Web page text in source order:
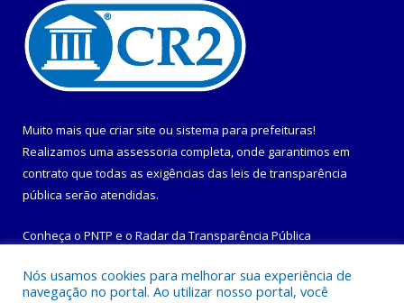
Muito mais que criar site ou sistema para prefeituras!
Realizamos uma assessoria completa, onde garantimos em
contrato que todas as exigências das leis de transparência
pública serão atendidas.
Conheça o PNTP e o Radar da Transparência Pública
Nós usamos cookies para melhorar sua experiência de
navegação no portal. Ao utilizar nosso portal, você